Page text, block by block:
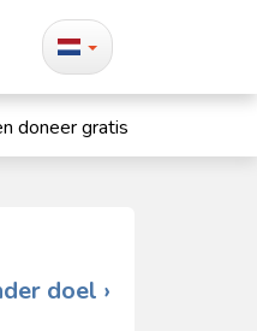
doneer gratis
doel ›